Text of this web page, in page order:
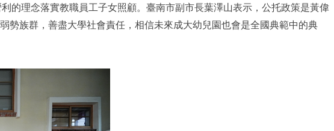
的理念落實教職員工子女照顧。臺南市副市長葉澤山表示，公托政策是黃偉
勢族群，善盡大學社會責任，相信未來成大幼兒園也會是全國典範中的典